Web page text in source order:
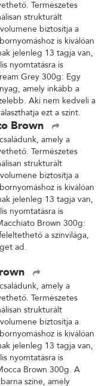
Természetes
strukturált
biztosítja a
is kiválóan
jelenleg 13 tagja van,
nyomtatásra is
Grey 300g: Egy
amely inkább a
Aki nem kedveli a
ezt a színt.
Brown
amely a
Természetes
strukturált
biztosítja a
is kiválóan
jelenleg 13 tagja van,
nyomtatásra is
Brown 300g:
a színvilága,
ad.
amely a
Természetes
strukturált
biztosítja a
is kiválóan
jelenleg 13 tagja van,
nyomtatásra is
Brown 300g. A
színe, amely